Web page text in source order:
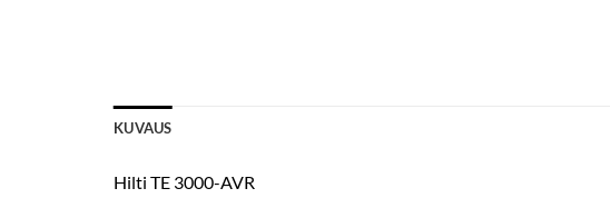
KUVAUS
Hilti TE 3000-AVR